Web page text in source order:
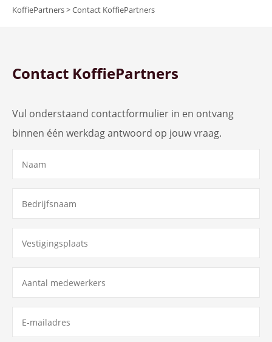
KoffiePartners>Contact KoffiePartners
Contact KoffiePartners
Vul onderstaand contactformulier in en ontvang
binnen één werkdag antwoord op jouw vraag.